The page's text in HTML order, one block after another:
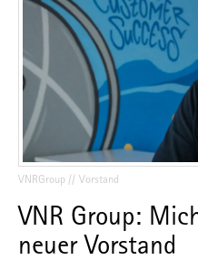
VNRGroup Vorstand
VNR Group:
neuer Vorstand